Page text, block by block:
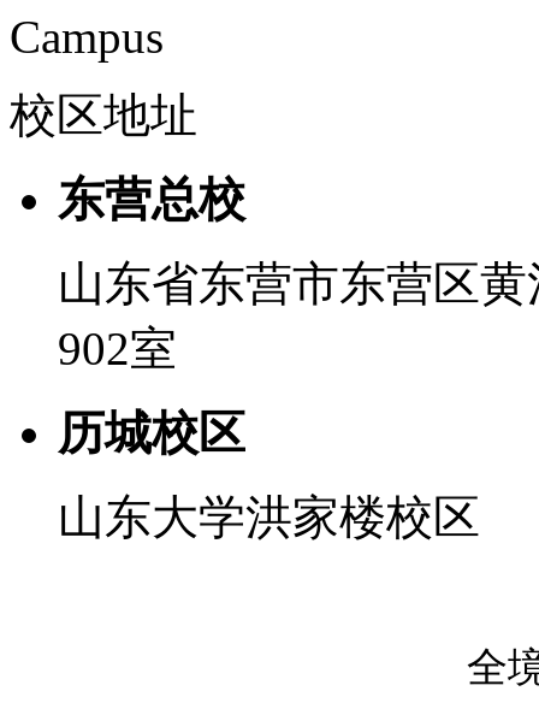
Campus
校区地址
东营总校
山东省东营市东营区
902室
历城校区
山东大学洪家楼校区
全